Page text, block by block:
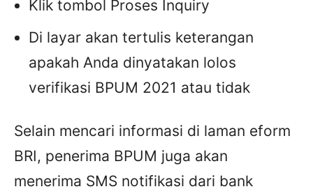
Klik tombol Proses Inquiry
Di layar akan tertulis keterangan
apakah Anda dinyatakan lolos
verifikasi BPUM 2021 atau tidak
Selain mencari informasi di laman eform
BRI, penerima BPUM juga akan
menerima SMS notifikasi dari bank